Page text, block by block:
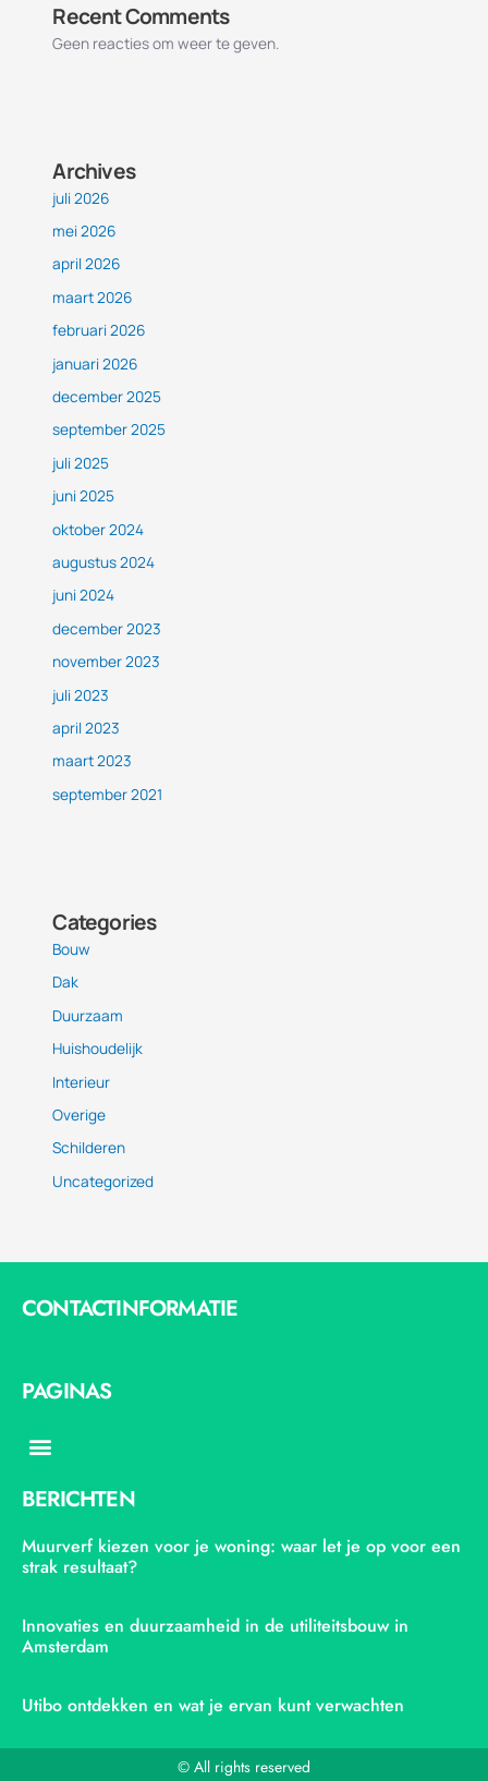
Recent Comments
Geen reacties om weer te geven.
Archives
juli 2026
mei 2026
april 2026
maart 2026
februari 2026
januari 2026
december 2025
september 2025
juli 2025
juni 2025
oktober 2024
augustus 2024
juni 2024
december 2023
november 2023
juli 2023
april 2023
maart 2023
september 2021
Categories
Bouw
Dak
Duurzaam
Huishoudelijk
Interieur
Overige
Schilderen
Uncategorized
CONTACTINFORMATIE
PAGINAS
Menu
BERICHTEN
Muurverf kiezen voor je woning: waar let je op voor een
strak resultaat?
Innovaties en duurzaamheid in de utiliteitsbouw in
Amsterdam
Utibo ontdekken en wat je ervan kunt verwachten
© All rights reserved